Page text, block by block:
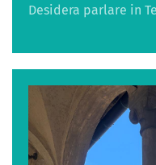
Desidera parlare in